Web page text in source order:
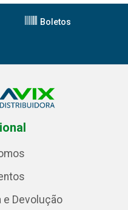
Boletos
e Devolução